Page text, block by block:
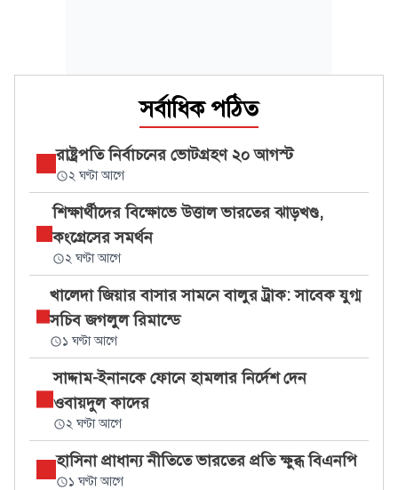
সর্বাধিক পঠিত
রাষ্ট্রপতি নির্বাচনের ভোটগ্রহণ ২০ আগস্ট
২ ঘণ্টা আগে
শিক্ষার্থীদের বিক্ষোভে উত্তাল ভারতের ঝাড়খণ্ড,
কংগ্রেসের সমর্থন
২ ঘণ্টা আগে
খালেদা জিয়ার বাসার সামনে বালুর ট্রাক: সাবেক যুগ্ম
সচিব জগলুল রিমান্ডে
১ ঘণ্টা আগে
সাদ্দাম-ইনানকে ফোনে হামলার নির্দেশ দেন
ওবায়দুল কাদের
২ ঘণ্টা আগে
হাসিনা প্রাধান্য নীতিতে ভারতের প্রতি ক্ষুব্ধ বিএনপি
১ ঘণ্টা আগে